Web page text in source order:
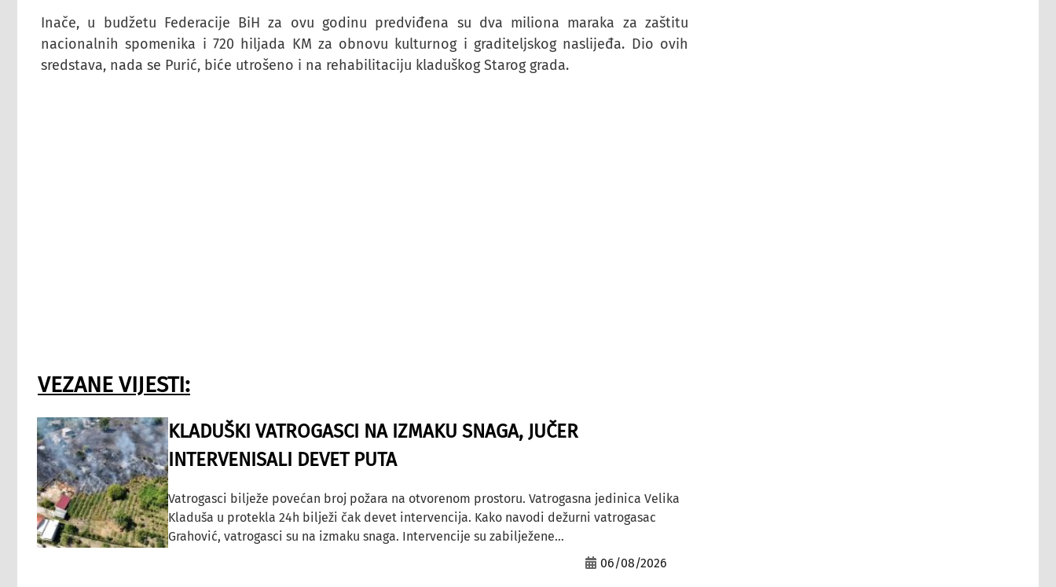
Inače, u budžetu Federacije BiH za ovu godinu predviđena su dva miliona maraka za zaštitu
nacionalnih spomenika i 720 hiljada KM za obnovu kulturnog i graditeljskog naslijeđa. Dio ovih
sredstava, nada se Purić, biće utrošeno i na rehabilitaciju kladuškog Starog grada.
VEZANE VIJESTI:
KLADUŠKI VATROGASCI NA IZMAKU SNAGA, JUČER
INTERVENISALI DEVET PUTA
Vatrogasci bilježe povećan broj požara na otvorenom prostoru. Vatrogasna jedinica Velika
Kladuša u protekla 24h bilježi čak devet intervencija. Kako navodi dežurni vatrogasac
Grahović, vatrogasci su na izmaku snaga. Intervencije su zabilježene...
06/08/2026